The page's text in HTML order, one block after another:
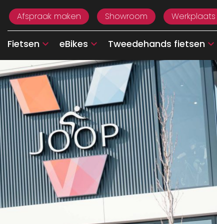
Afspraak maken
Showroom Werkplaats
Fietsen eBikes Tweedehands fietsen